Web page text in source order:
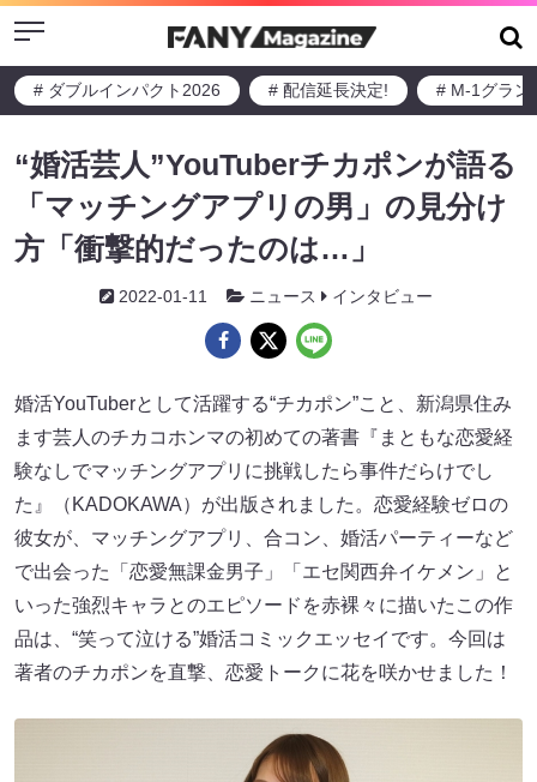
Menu
# ダブルインパクト2026 # 配信延長決定! # M-1グラン
“婚活芸人”YouTuberチカポンが語る
「マッチングアプリの男」の見分け
方「衝撃的だったのは…」
2022-01-11 ニュース インタビュー
婚活YouTuberとして活躍する“チカポン”こと、新潟県住み
ます芸人のチカコホンマの初めての著書『まともな恋愛経
験なしでマッチングアプリに挑戦したら事件だらけでし
た』（KADOKAWA）が出版されました。恋愛経験ゼロの
彼女が、マッチングアプリ、合コン、婚活パーティーなど
で出会った「恋愛無課金男子」「エセ関西弁イケメン」と
いった強烈キャラとのエピソードを赤裸々に描いたこの作
品は、“笑って泣ける”婚活コミックエッセイです。今回は
著者のチカポンを直撃、恋愛トークに花を咲かせました！